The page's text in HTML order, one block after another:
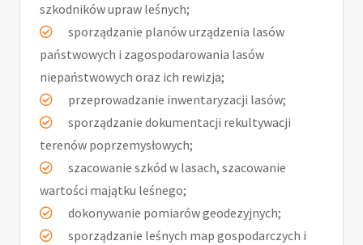
szkodników upraw leśnych;
sporządzanie planów urządzenia lasów
państwowych i zagospodarowania lasów
niepaństwowych oraz ich rewizja;
przeprowadzanie inwentaryzacji lasów;
sporządzanie dokumentacji rekultywacji
terenów poprzemysłowych;
szacowanie szkód w lasach, szacowanie
wartości majątku leśnego;
dokonywanie pomiarów geodezyjnych;
sporządzanie leśnych map gospodarczych i